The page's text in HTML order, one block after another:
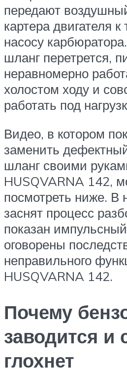
передают
картера двигателя
насосу
шланг перетрется,
неравномерно
холостом ходу и
работать под
Видео, в котором
заменить
шланг своими
HUSQVARNA 142,
посмотреть ниже. В
заснят процесс
показан
оговорены
неправильного
HUSQVARNA 142.
Почему
заводится и
глохнет